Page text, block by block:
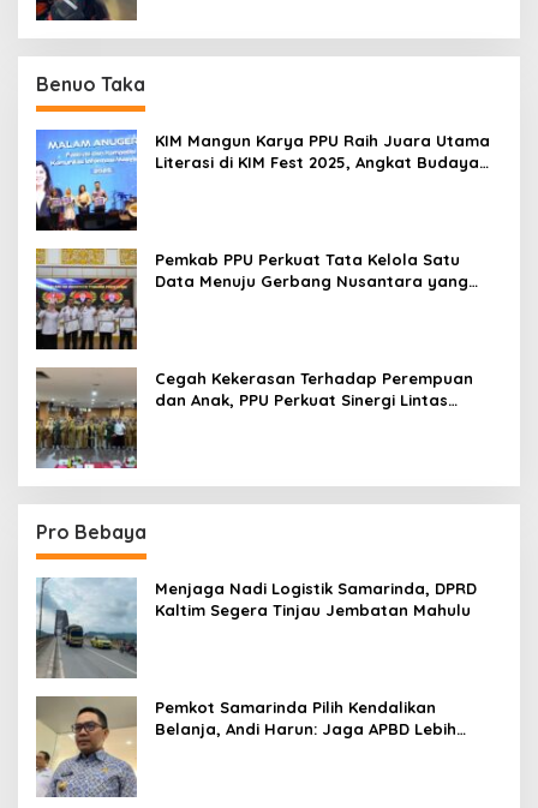
Benuo Taka
KIM Mangun Karya PPU Raih Juara Utama
Literasi di KIM Fest 2025, Angkat Budaya
Pemkab PPU Perkuat Tata Kelola Satu
Data Menuju Gerbang Nusantara yang
Cegah Kekerasan Terhadap Perempuan
dan Anak, PPU Perkuat Sinergi Lintas
Pro Bebaya
Menjaga Nadi Logistik Samarinda, DPRD
Kaltim Segera Tinjau Jembatan Mahulu
Pemkot Samarinda Pilih Kendalikan
Belanja, Andi Harun: Jaga APBD Lebih